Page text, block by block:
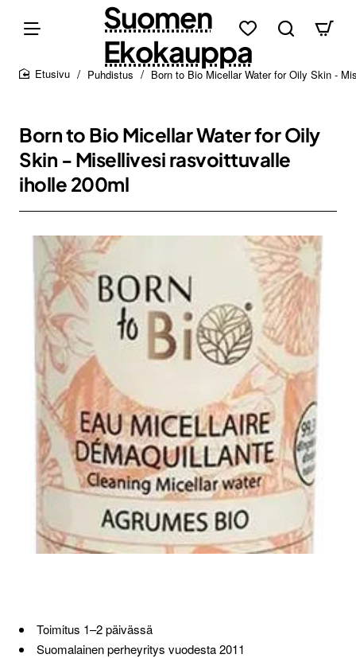
Suomen
Ekokauppa
Puhdistus Born to Bio Micellar Water for Oily Skin -
Born to Bio Micellar Water for Oily
Skin - Misellivesi rasvoittuvalle
iholle 200ml
Toimitus 1–2 päivässä
Suomalainen perheyritys vuodesta 2011